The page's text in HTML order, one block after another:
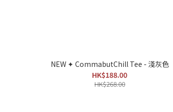
NEW ✦ CommabutChill Tee - 淺灰色
HK$188.00
HK$268.00